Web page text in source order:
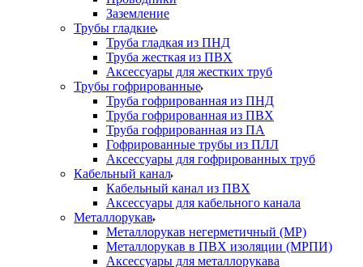
Заземление
Трубы гладкие
Труба гладкая из ПНД
Труба жесткая из ПВХ
Аксессуары для жестких труб
Трубы гофрированные
Труба гофрированная из ПНД
Труба гофрированная из ПВХ
Труба гофрированная из ПА
Гофрированные трубы из ПЛЛ
Аксессуары для гофрированных труб
Кабельный канал
Кабельный канал из ПВХ
Аксессуары для кабельного канала
Металлорукав
Металлорукав негерметичный (МР)
Металлорукав в ПВХ изоляции (МРПИ)
Аксессуары для металлорукава